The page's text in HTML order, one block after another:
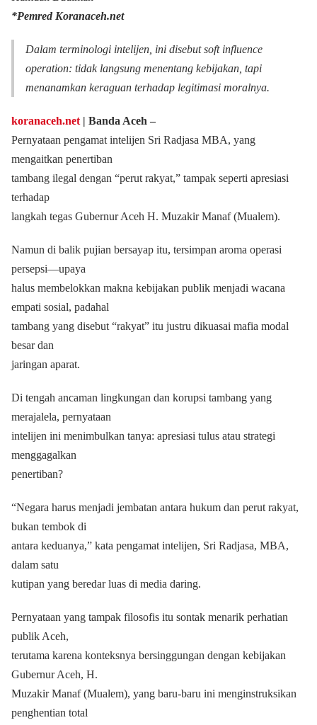
*Pemred Koranaceh.net
Dalam terminologi intelijen, ini disebutsoft influence
operation: tidak langsung menentang kebijakan, tapi
menanamkan keraguan terhadap legitimasi moralnya.
koranaceh.net | Banda Aceh ‒
Pernyataan pengamat intelijen Sri Radjasa MBA, yang
mengaitkan penertiban
tambang ilegal dengan “perut rakyat,” tampak seperti apresiasi
terhadap
langkah tegas Gubernur Aceh H. Muzakir Manaf (Mualem).
Namun di balik pujian bersayap itu, tersimpan aroma operasi
persepsi—upaya
halus membelokkan makna kebijakan publik menjadi wacana
empati sosial, padahal
tambang yang disebut “rakyat” itu justru dikuasai mafia modal
besar dan
jaringan aparat.
Di tengah ancaman lingkungan dan korupsi tambang yang
merajalela, pernyataan
intelijen ini menimbulkan tanya: apresiasi tulus atau strategi
menggagalkan
penertiban?
“Negara harus menjadi jembatan antara hukum dan perut rakyat,
bukan tembok di
antara keduanya,” kata pengamat intelijen, Sri Radjasa, MBA,
dalam satu
kutipan yang beredar luas di media daring.
Pernyataan yang tampak filosofis itu sontak menarik perhatian
publik Aceh,
terutama karena konteksnya bersinggungan dengan kebijakan
Gubernur Aceh, H.
Muzakir Manaf (Mualem), yang baru-baru ini menginstruksikan
penghentian total